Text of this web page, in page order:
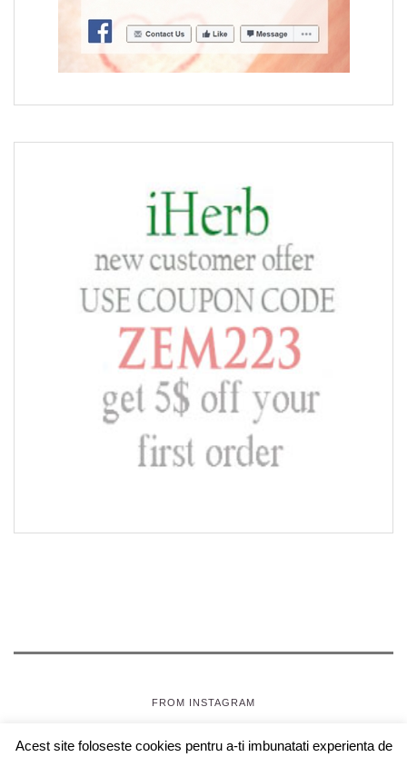
FROM INSTAGRAM
Acest site foloseste cookies pentru a-ti imbunatati experienta de